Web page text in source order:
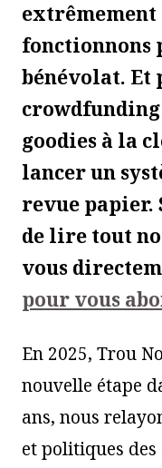
extrêmement
fonctionnons
bénévolat. Et
goodies à la
lancer un
revue papier.
de lire tout
vous
pour vous
En 2025, Trou
nouvelle étape
ans, nous
et politiques des